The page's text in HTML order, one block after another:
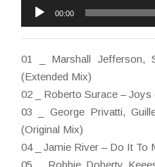
Reprodutor
de
áudio
00:00
01 _ Marshall Jefferson,
(Extended Mix)
02 _ Roberto Surace – Joys
03 _ George Privatti,
(Original Mix)
04 _ Jamie River – Do It To
05 _ Robbie Doherty